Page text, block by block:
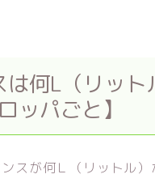
は何L（リッ
ッパごと】
スが何Ｌ（リットル